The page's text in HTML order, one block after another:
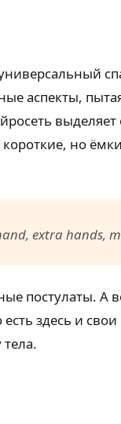
аспекты,
но
extra hands,
постулаты. А
есть здесь и